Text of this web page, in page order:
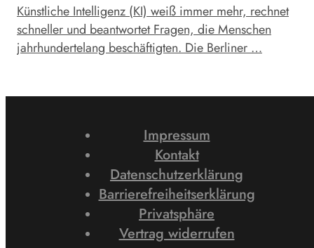
Künstliche Intelligenz (KI) weiß immer mehr, rechnet
schneller und beantwortet Fragen, die Menschen
jahrhundertelang beschäftigten. Die Berliner …
Impressum
Kontakt
Datenschutzerklärung
Barrierefreiheitserklärung
Privatsphäre
Vertrag widerrufen